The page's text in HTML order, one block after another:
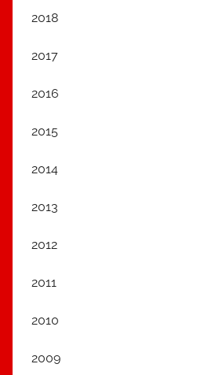
2018
2017
2016
2015
2014
2013
2012
2011
2010
2009